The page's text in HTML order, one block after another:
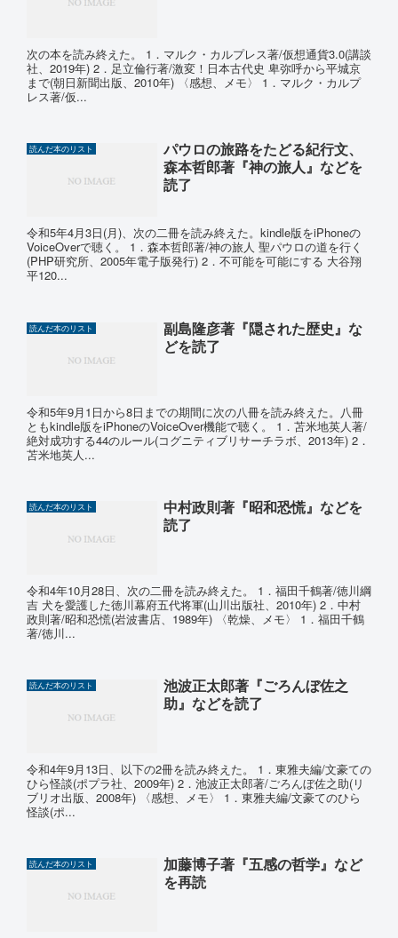
次の本を読み終えた。 1．マルク・カルプレス著/仮想通貨3.0(講談
社、2019年) 2．足立倫行著/激変！日本古代史 卑弥呼から平城京
まで(朝日新聞出版、2010年) 〈感想、メモ〉 1．マルク・カルプ
レス著/仮...
読んだ本のリスト
パウロの旅路をたどる紀行文、
森本哲郎著『神の旅人』などを
読了
令和5年4月3日(月)、次の二冊を読み終えた。kindle版をiPhoneの
VoiceOverで聴く。 1．森本哲郎著/神の旅人 聖パウロの道を行く
(PHP研究所、2005年電子版発行) 2．不可能を可能にする 大谷翔
平120...
読んだ本のリスト
副島隆彦著『隠された歴史』な
どを読了
令和5年9月1日から8日までの期間に次の八冊を読み終えた。八冊
ともkindle版をiPhoneのVoiceOver機能で聴く。 1．苫米地英人著/
絶対成功する44のルール(コグニティブリサーチラボ、2013年) 2．
苫米地英人...
読んだ本のリスト
中村政則著『昭和恐慌』などを
読了
令和4年10月28日、次の二冊を読み終えた。 1．福田千鶴著/徳川綱
吉 犬を愛護した徳川幕府五代将軍(山川出版社、2010年) 2．中村
政則著/昭和恐慌(岩波書店、1989年) 〈乾燥、メモ〉 1．福田千鶴
著/徳川...
読んだ本のリスト
池波正太郎著『ごろんぼ佐之
助』などを読了
令和4年9月13日、以下の2冊を読み終えた。 1．東雅夫編/文豪ての
ひら怪談(ポプラ社、2009年) 2．池波正太郎著/ごろんぼ佐之助(リ
ブリオ出版、2008年) 〈感想、メモ〉 1．東雅夫編/文豪てのひら
怪談(ポ...
読んだ本のリスト
加藤博子著『五感の哲学』など
を再読